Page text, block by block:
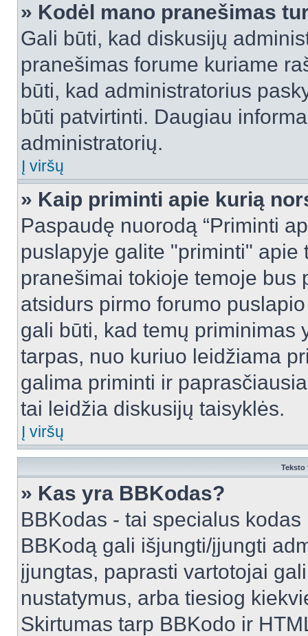
» Kodėl mano pranešimas
Gali būti, kad diskusijų
pranešimas forume kuriame
būti, kad administratorius
būti patvirtinti. Daugiau
administratorių.
Į viršų
» Kaip priminti apie kurią
Paspaudę nuorodą “Priminti
puslapyje galite "priminti"
pranešimai tokioje temoje bus
atsidurs pirmo forumo
gali būti, kad temų priminimas
tarpas, nuo kuriuo leidžiama
galima priminti ir
tai leidžia diskusijų taisyklės.
Į viršų
Teksto
» Kas yra BBKodas?
BBKodas - tai specialus
BBKodą gali išjungti/įjungti
įjungtas, paprasti vartotojai
nustatymus, arba tiesiog
Skirtumas tarp BBKodo ir